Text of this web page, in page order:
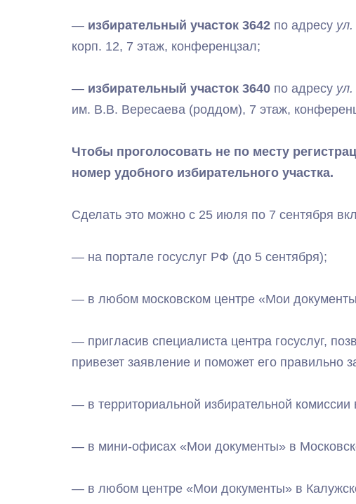
— избирательный участок 3642 по адресу
корп. 12, 7 этаж, конференцзал;
— избирательный участок 3640 по адресу
им. В.В. Вересаева (роддом), 7 этаж,
Чтобы проголосовать не по месту
номер удобного избирательного участка.
Сделать это можно с 25 июля по 7 сентября
— на портале госуслуг РФ (до 5 сентября);
— в любом московском центре «Мои
— пригласив специалиста центра госуслуг,
привезет заявление и поможет его правильно
— в территориальной избирательной
— в мини-офисах «Мои документы» в
— в любом центре «Мои документы» в